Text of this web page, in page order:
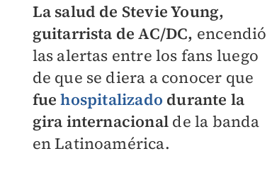
La salud de Stevie Young,
guitarrista de AC/DC, encendió
las alertas entre los fans luego
de que se diera a conocer que
fuehospitalizado durante la
gira internacional de la banda
en Latinoamérica.